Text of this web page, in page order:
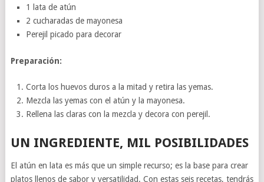
1 lata de atún
2 cucharadas de mayonesa
Perejil picado para decorar
Preparación:
Corta los huevos duros a la mitad y retira las yemas.
Mezcla las yemas con el atún y la mayonesa.
Rellena las claras con la mezcla y decora con perejil.
UN INGREDIENTE, MIL POSIBILIDADES
El atún en lata es más que un simple recurso; es la base para crear
platos llenos de sabor y versatilidad. Con estas seis recetas, tendrás